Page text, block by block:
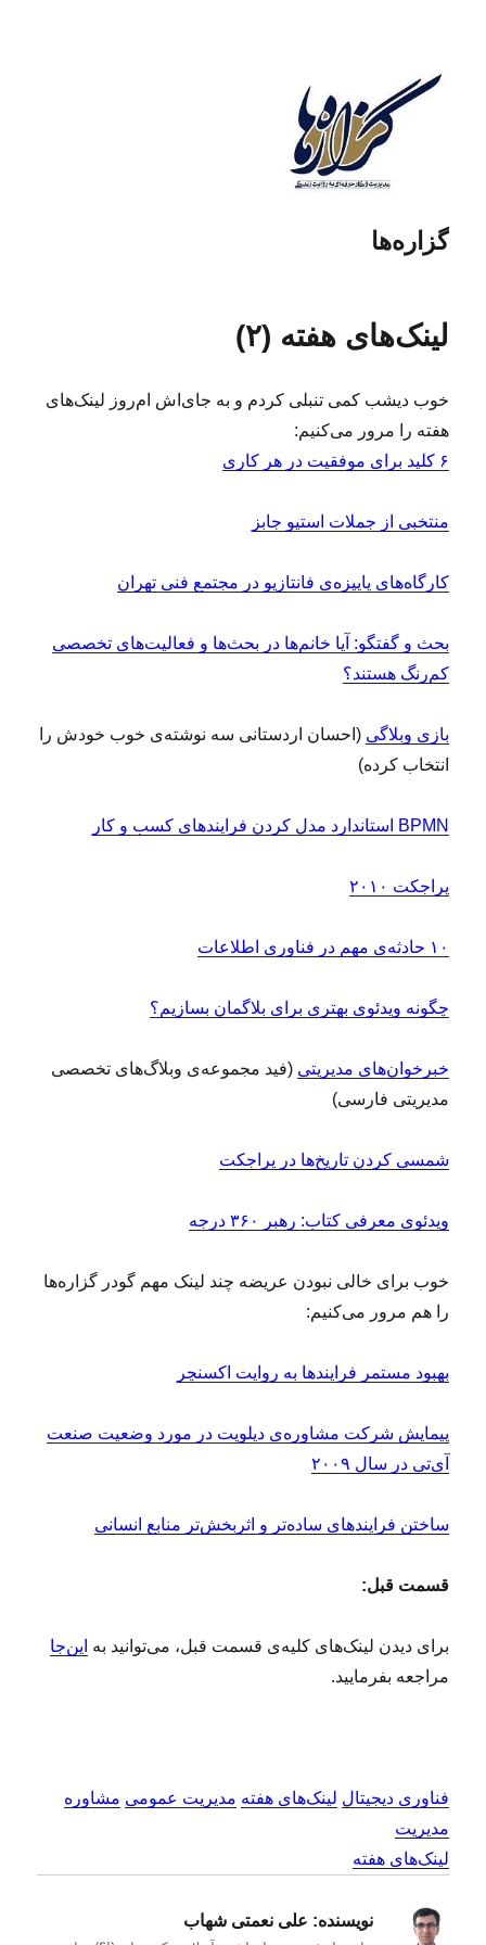
گزاره‌ها
لینک‌های هفته (۲)
خوب دیشب کمی تنبلی کردم و به جای‌اش ام‌روز لینک‌های
هفته را مرور می‌کنیم:
۶ کلید برای موفقیت در هر کاری
منتخبی از جملات استیو جابز
کارگاه‌های پاییزه‌ی فانتازیو در مجتمع فنی تهران
بحث و گفتگو: آیا خانم‌ها در بحث‌ها و فعالیت‌های تخصصی
کم‌رنگ هستند؟
بازی وبلاگی (احسان اردستانی سه نوشته‌ی خوب خودش را
انتخاب کرده)
BPMN استاندارد مدل کردن فرایندهای کسب و کار
پراجکت ۲۰۱۰
۱۰ حادثه‌ی مهم در فناوری اطلاعات
چگونه ویدئوی بهتری برای بلاگمان بسازیم؟
خبرخوان‌های مدیریتی (فید مجموعه‌ی وبلاگ‌های تخصصی
مدیریتی فارسی)
شمسی‌ کردن تاریخ‌ها در پراجکت
ویدئوی معرفی کتاب: رهبر ۳۶۰ درجه
خوب برای خالی نبودن عریضه چند لینک مهم گودر گزاره‌ها
را هم مرور می‌کنیم:
بهبود مستمر فرایندها به روایت اکسنچر
پیمایش شرکت مشاوره‌ی دیلویت در مورد وضعیت صنعت
آی‌تی در سال ۲۰۰۹
ساختن فرایندهای ساده‌تر و اثربخش‌تر منابع انسانی
قسمت‌ قبل:
برای دیدن لینک‌های کلیه‌ی قسمت‌ قبل، می‌توانید به این‌جا
مراجعه بفرمایید.
فناوری دیجیتال لینک‌های هفته مدیریت عمومی مشاوره
مدیریت
لینک‌های هفته
نویسنده: علی نعمتی شهاب